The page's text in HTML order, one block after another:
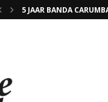
5 JAAR BANDA